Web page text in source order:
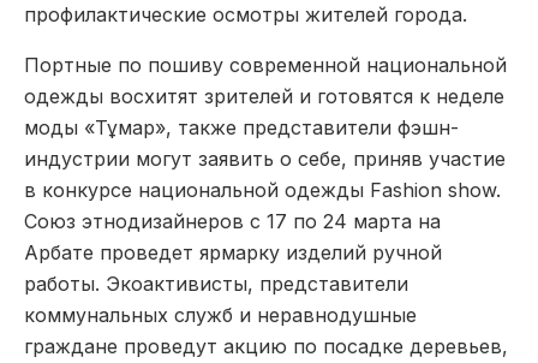
профилактические осмотры жителей города.
Портные по пошиву современной национальной
одежды восхитят зрителей и готовятся к неделе
моды «Тұмар», также представители фэшн-
индустрии могут заявить о себе, приняв участие
в конкурсе национальной одежды Fashion show.
Союз этнодизайнеров с 17 по 24 марта на
Арбате проведет ярмарку изделий ручной
работы. Экоактивисты, представители
коммунальных служб и неравнодушные
граждане проведут акцию по посадке деревьев,